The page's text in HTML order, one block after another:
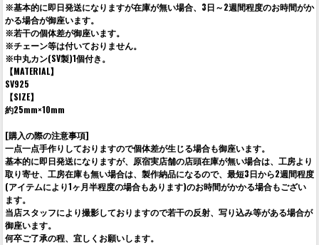
※基本的に即日発送になりますが在庫が無い場合、3日～2週間程度のお時間がか
かる場合が御座います。
※若干の個体差が御座います。
※チェーン等は付いておりません。
※中丸カン(SV製)1個付き。
【MATERIAL】
SV925
【SIZE】
約25mm×10mm
[購入の際の注意事項]
一点一点手作りしておりますので個体差が生じる場合も御座います。
基本的に即日発送になりますが、原宿実店舗の店頭在庫が無い場合は、工房より
取り寄せ、工房在庫も無い場合は、製作納品になるので、最短3日から2週間程度
(アイテムにより1ヶ月半程度の場合もあります)のお時間がかかる場合もござい
ます。
当店スタッフにより撮影しておりますので若干の反射、写り込み等がある場合が
御座います。
何卒ご了承の程、宜しくお願いします。